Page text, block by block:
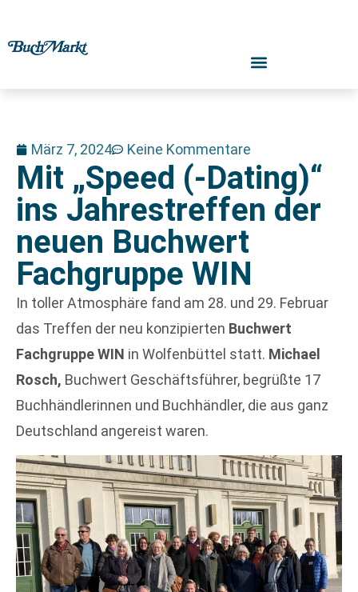
März 7, 2024 Keine Kommentare
Mit „Speed (-Dating)“
ins Jahrestreffen der
neuen Buchwert
Fachgruppe WIN
In toller Atmosphäre fand am 28. und 29. Februar
das Treffen der neu konzipierten Buchwert
Fachgruppe WIN in Wolfenbüttel statt. Michael
Rosch, Buchwert Geschäftsführer, begrüßte 17
Buchhändlerinnen und Buchhändler, die aus ganz
Deutschland angereist waren.